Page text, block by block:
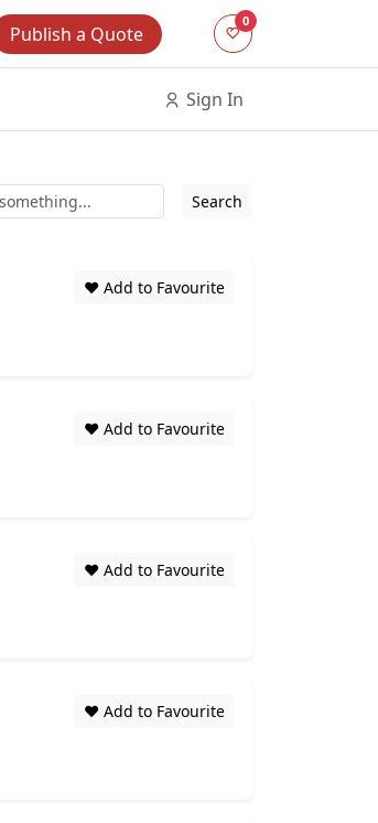
Publish a Quote
0
Sign In
Search
❤️ Add to Favourite
❤️ Add to Favourite
❤️ Add to Favourite
❤️ Add to Favourite